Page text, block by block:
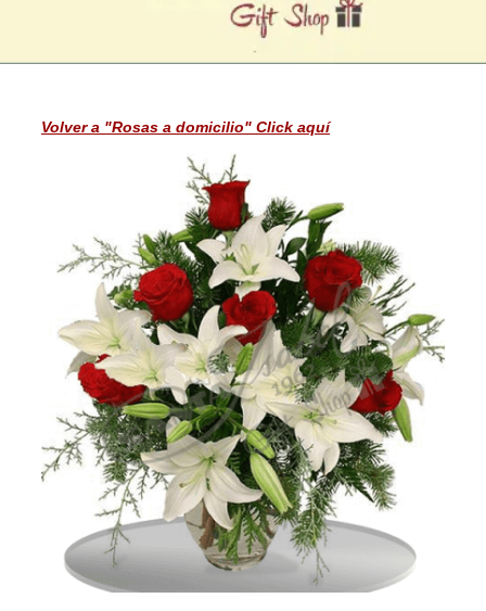
Productos
Servicios
Contacto
Volver a "Rosas a domicilio" Click aquí